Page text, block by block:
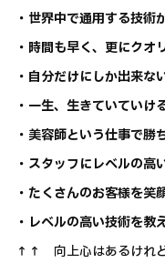
・世界中で通用する技術
・時間も早く、更にクオ
・自分だけにしか出来な
・一生、生きていていけ
・美容師という仕事で勝
・スタッフにレベルの高
・たくさんのお客様を笑
・レベルの高い技術を教
↑↑ 向上心はあるけれど